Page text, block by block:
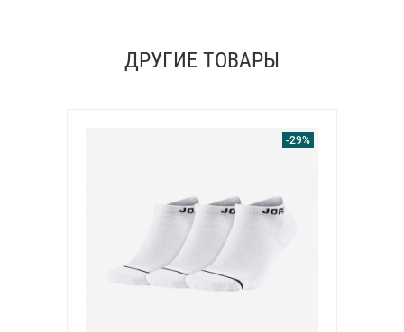
ДРУГИЕ ТОВАРЫ
-29%